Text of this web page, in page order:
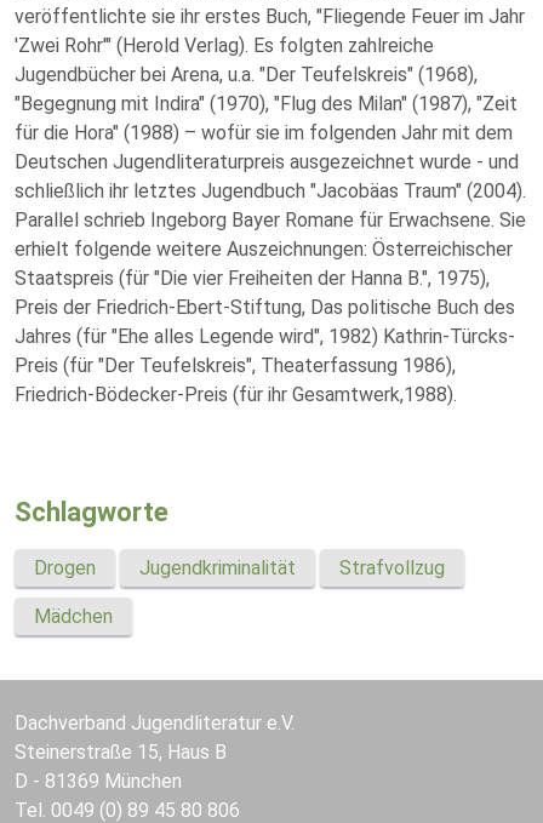
veröffentlichte sie ihr erstes Buch, "Fliegende Feuer im Jahr
'Zwei Rohr'" (Herold Verlag). Es folgten zahlreiche
Jugendbücher bei Arena, u.a. "Der Teufelskreis" (1968),
"Begegnung mit Indira" (1970), "Flug des Milan" (1987), "Zeit
für die Hora" (1988) – wofür sie im folgenden Jahr mit dem
Deutschen Jugendliteraturpreis ausgezeichnet wurde - und
schließlich ihr letztes Jugendbuch "Jacobäas Traum" (2004).
Parallel schrieb Ingeborg Bayer Romane für Erwachsene. Sie
erhielt folgende weitere Auszeichnungen: Österreichischer
Staatspreis (für "Die vier Freiheiten der Hanna B.", 1975),
Preis der Friedrich-Ebert-Stiftung, Das politische Buch des
Jahres (für "Ehe alles Legende wird", 1982) Kathrin-Türcks-
Preis (für "Der Teufelskreis", Theaterfassung 1986),
Friedrich-Bödecker-Preis (für ihr Gesamtwerk,1988).
Schlagworte
Drogen Jugendkriminalität Strafvollzug
Mädchen
Dachverband Jugendliteratur e.V.
Steinerstraße 15, Haus B
D - 81369 München
Tel. 0049 (0) 89 45 80 806